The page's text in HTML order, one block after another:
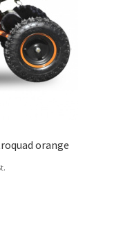
orange